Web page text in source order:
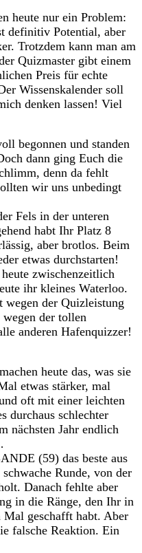
heute nur ein Problem:
definitiv Potential, aber
Trotzdem kann man am
Quizmaster gibt einem
Preis für echte
Wissenskalender soll
denken lassen! Viel
begonnen und standen
dann ging Euch die
denn da fehlt
wir uns unbedingt
Fels in der unteren
habt Ihr Platz 8
aber brotlos. Beim
etwas durchstarten!
zwischenzeitlich
ihr kleines Waterloo.
der Quizleistung
der tollen
anderen Hafenquizzer!
heute das, was sie
etwas stärker, mal
oft mit einer leichten
durchaus schlechter
nächsten Jahr endlich
(59) das beste aus
Runde, von der
Danach fehlte aber
in die Ränge, den Ihr in
Mal geschafft habt. Aber
falsche Reaktion. Ein